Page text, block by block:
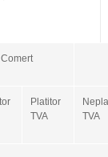
Comert
Platitor
TVA
TVA